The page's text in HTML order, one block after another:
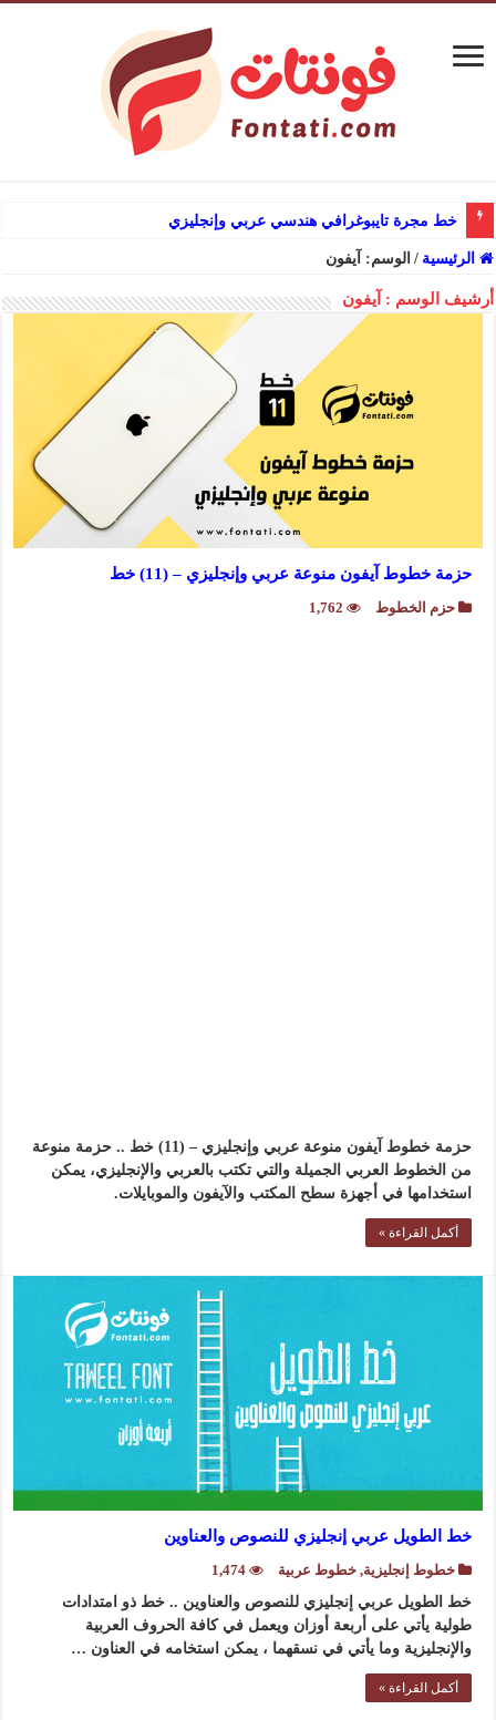
خط مجرة تايبوغرافي هندسي عربي وإنجليزي
الرئيسية / الوسم: آيفون
أرشيف الوسم : آيفون
حزمة خطوط آيفون منوعة عربي وإنجليزي – (11) خط
حزم الخطوط 1,762
حزمة خطوط آيفون منوعة عربي وإنجليزي – (11) خط .. حزمة منوعة
من الخطوط العربي الجميلة والتي تكتب بالعربي والإنجليزي، يمكن
استخدامها في أجهزة سطح المكتب والآيفون والموبايلات.
أكمل القراءة »
خط الطويل عربي إنجليزي للنصوص والعناوين
خطوط إنجليزية,خطوط عربية
1,474
خط الطويل عربي إنجليزي للنصوص والعناوين .. خط ذو امتدادات
طولية يأتي على أربعة أوزان ويعمل في كافة الحروف العربية
والإنجليزية وما يأتي في نسقهما ، يمكن استخامه في العناون …
أكمل القراءة »